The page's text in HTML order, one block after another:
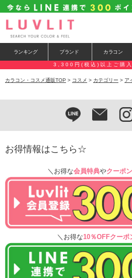
ランキング ブランド カラコン
3,300円(税込)以上ご購入
カラコン・コスメ通販TOP > コスメ > カテゴリー > ア
お得情報はこちら☆
＼お得な会員特典やクーポン
＼お得な10％OFFクーポ